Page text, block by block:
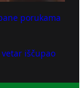
porukama
iščupao